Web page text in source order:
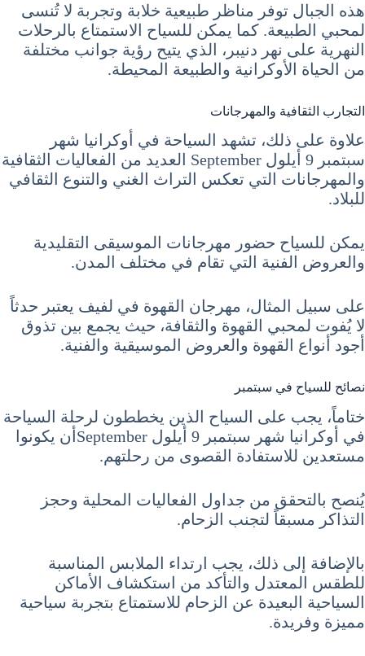
هذه الجبال توفر مناظر طبيعية خلابة وتجربة لا تُنسى
لمحبي الطبيعة. كما يمكن للسياح الاستمتاع بالرحلات
النهرية على نهر دنيبر، الذي يتيح رؤية جوانب مختلفة
من الحياة الأوكرانية والطبيعة المحيطة.
التجارب الثقافية والمهرجانات
علاوة على ذلك، تشهد السياحة في أوكرانيا شهر
سبتمبر 9 أيلول September العديد من الفعاليات الثقافية
والمهرجانات التي تعكس التراث الغني والتنوع الثقافي
للبلاد.
يمكن للسياح حضور مهرجانات الموسيقى التقليدية
والعروض الفنية التي تقام في مختلف المدن.
على سبيل المثال، مهرجان القهوة في لفيف يعتبر حدثاً
لا يُفوت لمحبي القهوة والثقافة، حيث يجمع بين تذوق
أجود أنواع القهوة والعروض الموسيقية والفنية.
نصائح للسياح في سبتمبر
ختاماً، يجب على السياح الذين يخططون لرحلة السياحة
في أوكرانيا شهر سبتمبر 9 أيلول Septemberأن يكونوا
مستعدين للاستفادة القصوى من رحلتهم.
يُنصح بالتحقق من جداول الفعاليات المحلية وحجز
التذاكر مسبقاً لتجنب الزحام.
بالإضافة إلى ذلك، يجب ارتداء الملابس المناسبة
للطقس المعتدل والتأكد من استكشاف الأماكن
السياحية البعيدة عن الزحام للاستمتاع بتجربة سياحية
مميزة وفريدة.